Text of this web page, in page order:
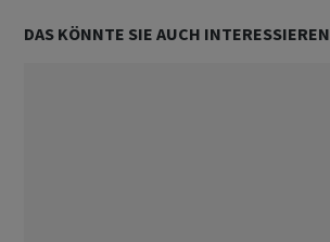
DAS KÖNNTE SIE AUCH INTERESSIEREN